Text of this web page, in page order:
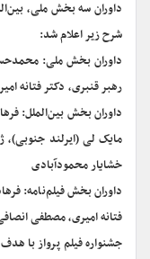
داوران سه بخش ملی،
شرح زیر اعلام شد:
داوران بخش ملی:
رهبر قنبری، دکتر فتانه
داوران بخش بین‌الملل:
مایک لی (ایرلند
خشایار محمودآبادی
داوران بخش فیلم‌نامه:
فتانه امیری، مصطفی